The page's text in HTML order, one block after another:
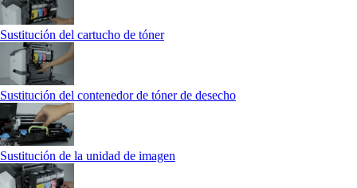
Sustitución del cartucho de tóner
Sustitución del contenedor de tóner de desecho
Sustitución de la unidad de imagen